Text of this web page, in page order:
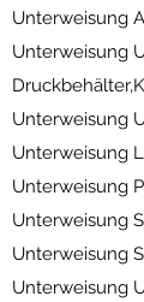
Unterweisung
Unterweisung
Unterweisung
Unterweisung
Unterweisung
Unterweisung
Unterweisung
Unterweisung